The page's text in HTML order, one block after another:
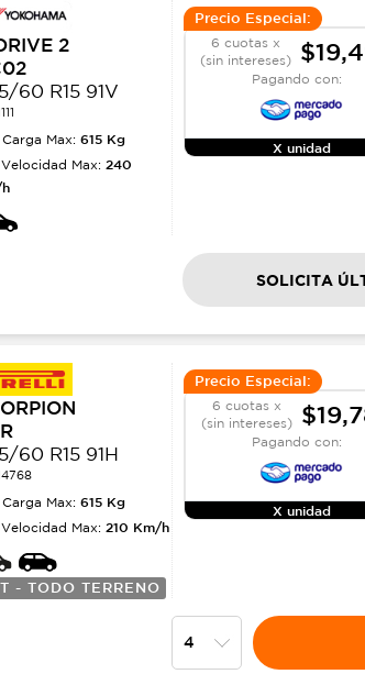
2
60 R15 91V
Carga Max: 615 Kg
Velocidad Max: 240
Precio Especial:
6 cuotas x
(sin intereses)
Pagando con:
X unidad
SOLICITA
60 R15 91H
Carga Max: 615 Kg
Velocidad Max: 210 Km/h
- TODO TERRENO
Precio Especial:
6 cuotas x
(sin intereses)
Pagando con:
X unidad